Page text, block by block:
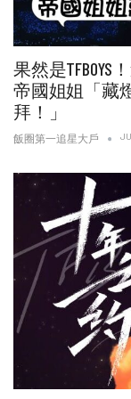
果然是
帝國姐姐「藏
拜！」
飯圈第一追星大戶